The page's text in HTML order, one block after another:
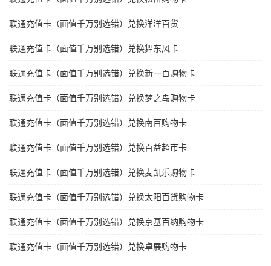
联通充值卡（面值千万别选错）兑换洋洋百货
联通充值卡（面值千万别选错）兑换舞东风卡
联通充值卡（面值千万别选错）兑换新一百购物卡
联通充值卡（面值千万别选错）兑换梦之岛购物卡
联通充值卡（面值千万别选错）兑换南百购物卡
联通充值卡（面值千万别选错）兑换百益超市卡
联通充值卡（面值千万别选错）兑换麦凯乐购物卡
联通充值卡（面值千万别选错）兑换太阳百货购物卡
联通充值卡（面值千万别选错）兑换京基百纳购物卡
联通充值卡（面值千万别选错）兑换卓展购物卡